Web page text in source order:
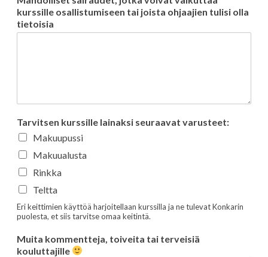
kurssille osallistumiseen tai joista ohjaajien tulisi olla
tietoisia
Tarvitsen kurssille lainaksi seuraavat varusteet:
Makuupussi
Makuualusta
Rinkka
Teltta
Eri keittimien käyttöä harjoitellaan kurssilla ja ne tulevat Konkarin
puolesta, et siis tarvitse omaa keitintä.
Muita kommentteja, toiveita tai terveisiä
kouluttajille